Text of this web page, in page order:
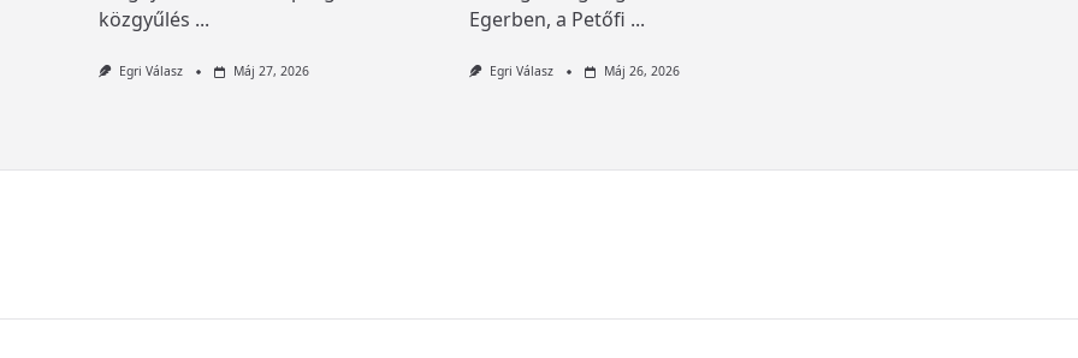
közgyűlés ...
Egri Válasz Máj 27, 2026
Egerben, a Petőfi ...
Egri Válasz Máj 26, 2026